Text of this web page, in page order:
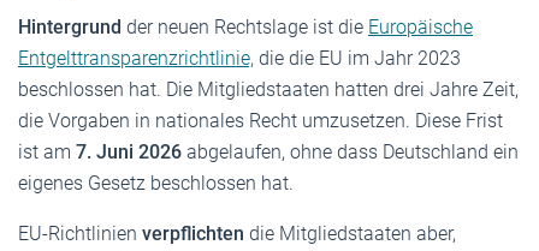
Hintergrund der neuen Rechtslage ist die Europäische
Entgelttransparenzrichtlinie, die die EU im Jahr 2023
beschlossen hat. Die Mitgliedstaaten hatten drei Jahre Zeit,
die Vorgaben in nationales Recht umzusetzen. Diese Frist
ist am 7. Juni 2026 abgelaufen, ohne dass Deutschland ein
eigenes Gesetz beschlossen hat.
EU-Richtlinien verpflichten die Mitgliedstaaten aber,